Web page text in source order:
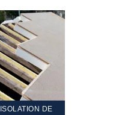
ISOLATION DE